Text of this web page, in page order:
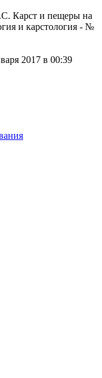
Карст и пещеры на
и карстология - №
2017 в 00:39